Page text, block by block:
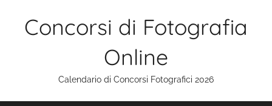
Concorsi di Fotografia
Online
Calendario di Concorsi Fotografici 2026